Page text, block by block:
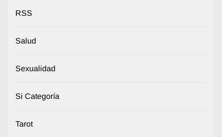
RSS
Salud
Sexualidad
Si Categoría
Tarot